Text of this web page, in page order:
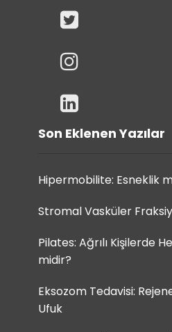
Son Eklenen Yazılar
Hipermobilite: Esneklik
Stromal Vasküler
Pilates: Ağrılı Kişilerde
midir?
Eksozom Tedavisi:
Ufuk